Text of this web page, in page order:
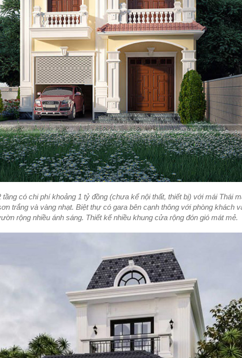
có chi phí khoảng 1 tỷ đồng (chưa kể nội thất, thiết bị) với mái Thái
trắng và vàng nhạt. Biệt thự có gara bên cạnh thông với phòng khách
rộng nhiều ánh sáng. Thiết kế nhiều khung cửa rộng đón gió mát mẻ.